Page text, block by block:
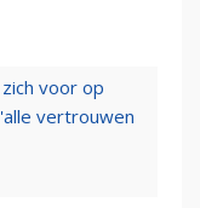
voor op
vertrouwen